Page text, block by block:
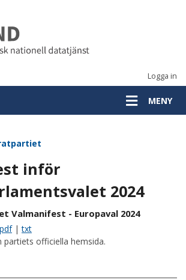
Logga in
MENY
inför
2024
Valmanifest - Europaval 2024
pdf|txt
partiets officiella hemsida.